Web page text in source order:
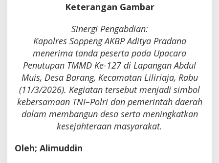
Keterangan Gambar
Sinergi Pengabdian:
Kapolres Soppeng AKBP Aditya Pradana
menerima tanda peserta pada Upacara
Penutupan TMMD Ke-127 di Lapangan Abdul
Muis, Desa Barang, Kecamatan Liliriaja, Rabu
(11/3/2026). Kegiatan tersebut menjadi simbol
kebersamaan TNI–Polri dan pemerintah daerah
dalam membangun desa serta meningkatkan
kesejahteraan masyarakat.
Oleh; Alimuddin